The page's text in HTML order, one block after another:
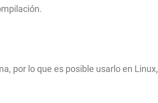
por lo que es posible usarlo en Linux,